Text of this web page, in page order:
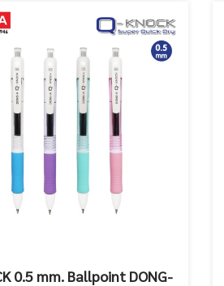
0.5 mm. Ballpoint DONG-